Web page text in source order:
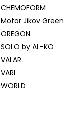
CHEMOFORM
Motor Jikov Green
OREGON
SOLO by AL-KO
VALAR
VARI
WORLD